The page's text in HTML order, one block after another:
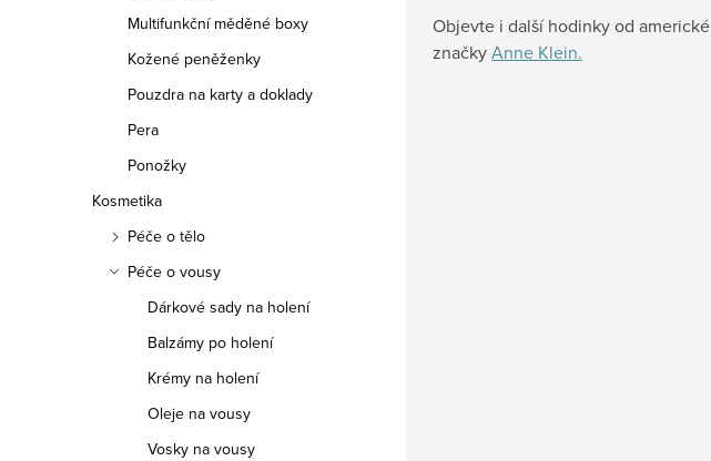
Multifunkční měděné boxy
Kožené peněženky
Pouzdra na karty a doklady
Pera
Ponožky
Kosmetika
Péče o tělo
Péče o vousy
Dárkové sady na holení
Balzámy po holení
Krémy na holení
Oleje na vousy
Vosky na vousy
Objevte i další hodinky od americké
značkyAnne Klein.